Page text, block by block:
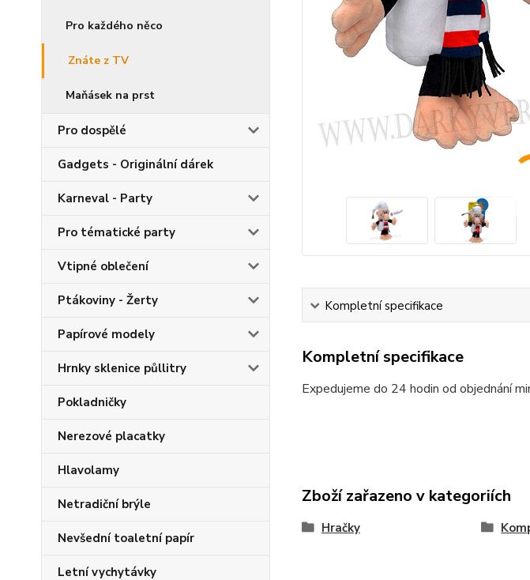
Pro každého něco
Znáte z TV
Maňásek na prst
Pro dospělé
Gadgets - Originální dárek
Karneval - Party
Pro tématické party
Vtipné oblečení
Ptákoviny - Žerty
Papírové modely
Hrnky sklenice půllitry
Pokladničky
Nerezové placatky
Hlavolamy
Netradiční brýle
Nevšední toaletní papír
Letní vychytávky
Kompletní specifikace
Kompletní specifikace
Expedujeme do 24 hodin od objednání
Zboží zařazeno v kategoriích
Hračky